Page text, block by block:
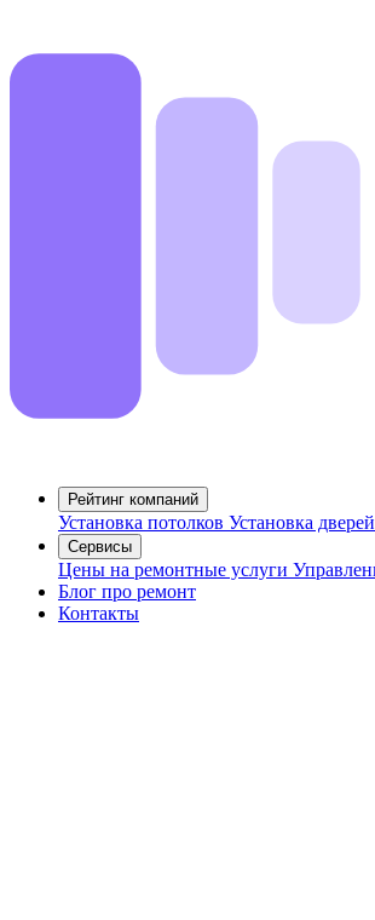
Рейтинг компаний
Установка потолков Установка дверей
Сервисы
Цены на ремонтные услуги
Блог про ремонт
Контакты